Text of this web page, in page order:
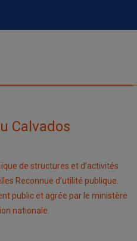
Calvados
de structures et d’activités
Reconnue d’utilité publique.
public et agrée par le ministère
nationale.